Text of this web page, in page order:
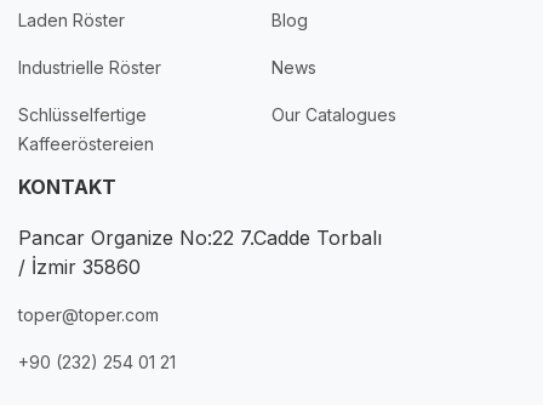
Laden Röster
Industrielle Röster
Schlüsselfertige
Kaffeeröstereien
Blog
News
Our Catalogues
KONTAKT
Pancar Organize No:22 7.Cadde Torbalı
/ İzmir 35860
toper@toper.com
+90 (232) 254 01 21